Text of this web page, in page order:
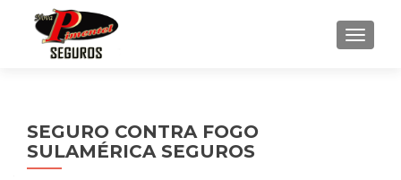
SEGURO CONTRA FOGO
SULAMÉRICA SEGUROS